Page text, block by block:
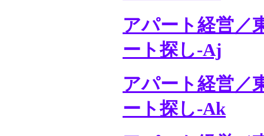
アパート経営／
ート探し-Aj
アパート経営／
ート探し-Ak